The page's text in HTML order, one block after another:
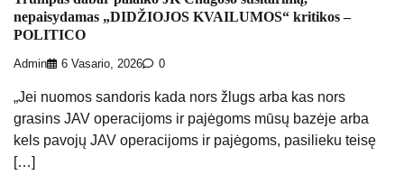
nepaisydamas „DIDŽIOJOS KVAILUMOS“ kritikos –
POLITICO
Admin 6 Vasario, 2026 0
„Jei nuomos sandoris kada nors žlugs arba kas nors
grasins JAV operacijoms ir pajėgoms mūsų bazėje arba
kels pavojų JAV operacijoms ir pajėgoms, pasilieku teisę
[…]